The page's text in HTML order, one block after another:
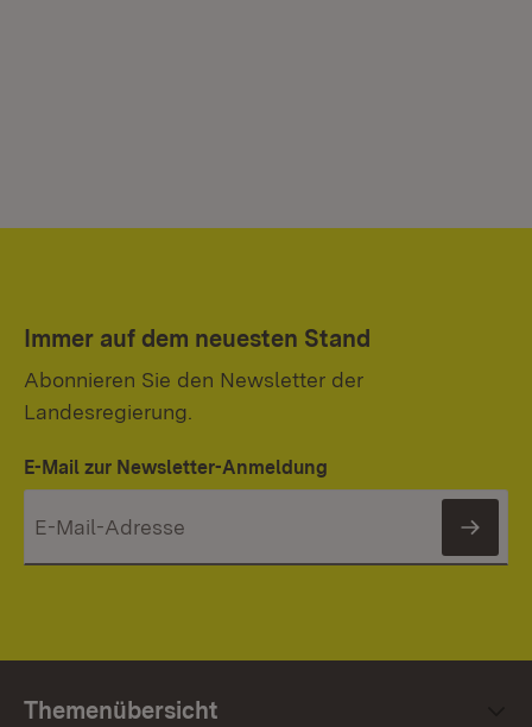
Immer auf dem neuesten Stand
Abonnieren Sie den Newsletter der
Landesregierung.
E-Mail zur Newsletter-Anmeldung
Themenübersicht